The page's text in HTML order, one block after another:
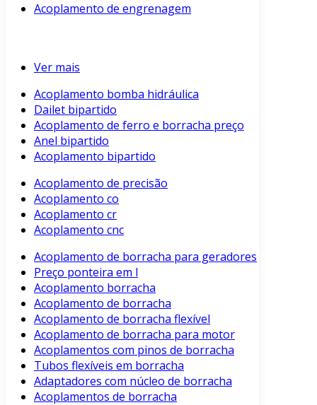
Acoplamento de engrenagem
Ver mais
Acoplamento bomba hidráulica
Dailet bipartido
Acoplamento de ferro e borracha preço
Anel bipartido
Acoplamento bipartido
Acoplamento de precisão
Acoplamento co
Acoplamento cr
Acoplamento cnc
Acoplamento de borracha para geradores
Preço ponteira em l
Acoplamento borracha
Acoplamento de borracha
Acoplamento de borracha flexível
Acoplamento de borracha para motor
Acoplamentos com pinos de borracha
Tubos flexíveis em borracha
Adaptadores com núcleo de borracha
Acoplamentos de borracha